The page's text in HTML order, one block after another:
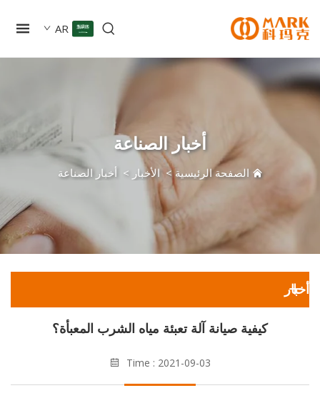
AR
أخبار الصناعة
الصفحة الرئيسية>الأخبار >أخبار الصناعة
كيفية صيانة آلة تعبئة مياه الشرب المعبأة؟
Time : 2021-09-03